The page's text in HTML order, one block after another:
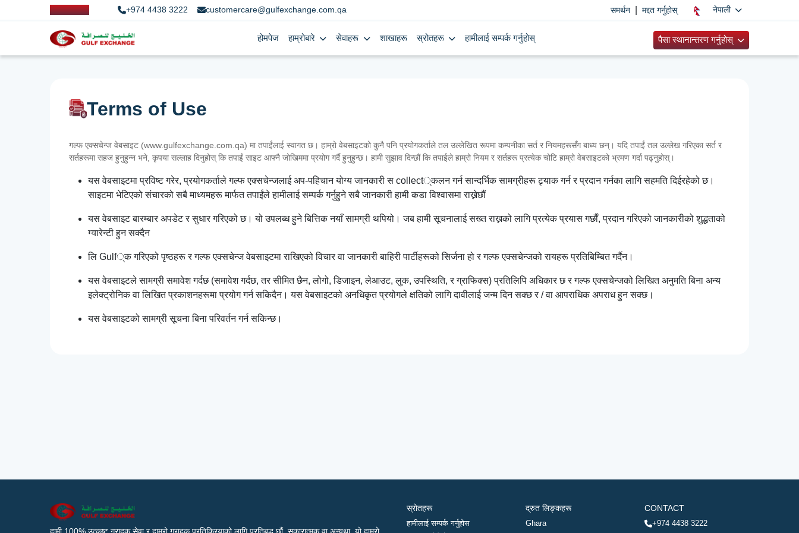
+974 4438 3222 customercare@gulfexchange.com.qa समर्थन मद्दत गर्नुहोस् नेपाली
होमपेज हाम्रोबारे सेवाहरू शाखाहरू स्रोतहरू हामीलाई सम्पर्क गर्नुहोस् पैसा स्थानान्तरण गर्नुहोस्
Terms of Use
गल्फ एक्सचेन्ज वेबसाइट (www.gulfexchange.com.qa) मा तपाईंलाई स्वागत छ। हाम्रो वेबसाइटको कुनै पनि प्रयोगकर्ताले तल उल्लेखित रूपमा कम्पनीका सर्त र नियमहरूसँग बाध्य छन्। यदि तपाईं तल उल्लेख गरिएका सर्त र
सर्तहरूमा सहज हुनुहुन्न भने, कृपया सल्लाह दिनुहोस् कि तपाईं साइट आफ्नै जोखिममा प्रयोग गर्दै हुनुहुन्छ। हामी सुझाव दिन्छौं कि तपाईले हाम्रो नियम र सर्तहरू प्रत्येक चोटि हाम्रो वेबसाइटको भ्रमण गर्दा पढ्नुहोस्।
यस वेबसाइटमा प्रविष्ट गरेर, प्रयोगकर्ताले गल्फ एक्सचेन्जलाई अप-पहिचान योग्य जानकारी स collect्कलन गर्न सान्दर्भिक सामग्रीहरू ट्र्याक गर्न र प्रदान गर्नका लागि सहमति दिईरहेको छ।
साइटमा भेटिएको संचारको सबै माध्यमहरू मार्फत तपाईंले हामीलाई सम्पर्क गर्नुहुने सबै जानकारी हामी कडा विश्वासमा राख्नेछौं
यस वेबसाइट बारम्बार अपडेट र सुधार गरिएको छ। यो उपलब्ध हुने बित्तिक नयाँ सामग्री थपियो। जब हामी सूचनालाई सख्त राख्नको लागि प्रत्येक प्रयास गर्छौं, प्रदान गरिएको जानकारीको शुद्धताको
ग्यारेन्टी हुन सक्दैन
लि Gulf्क गरिएको पृष्ठहरू र गल्फ एक्सचेन्ज वेबसाइटमा राखिएको विचार वा जानकारी बाहिरी पार्टीहरूको सिर्जना हो र गल्फ एक्सचेन्जको रायहरू प्रतिबिम्बित गर्दैन।
यस वेबसाइटले सामग्री समावेश गर्दछ (समावेश गर्दछ, तर सीमित छैन, लोगो, डिजाइन, लेआउट, लुक, उपस्थिति, र ग्राफिक्स) प्रतिलिपि अधिकार छ र गल्फ एक्सचेन्जको लिखित अनुमति बिना अन्य
इलेक्ट्रोनिक वा लिखित प्रकाशनहरूमा प्रयोग गर्न सकिदैन। यस वेबसाइटको अनधिकृत प्रयोगले क्षतिको लागि दावीलाई जन्म दिन सक्छ र / वा आपराधिक अपराध हुन सक्छ।
यस वेबसाइटको सामग्री सूचना बिना परिवर्तन गर्न सकिन्छ।
स्रोतहरू
हामीलाई सम्पर्क गर्नुहोस
द्रुत लिङ्कहरू
Ghara
CONTACT
+974 4438 3222